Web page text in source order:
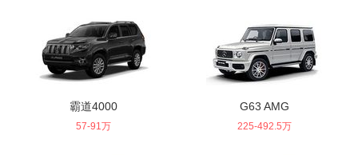
霸道4000
57-91万
G63 AMG
225-492.5万